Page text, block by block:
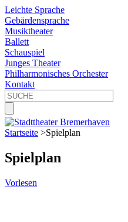
Leichte Sprache
Gebärdensprache
Musiktheater
Ballett
Schauspiel
Junges Theater
Philharmonisches Orchester
Kontakt
Startseite >Spielplan
Spielplan
Vorlesen